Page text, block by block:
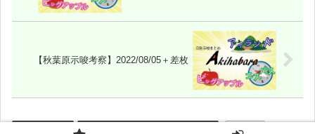
【秋葉原示唆考察】2022/08/05＋差枚
4の日